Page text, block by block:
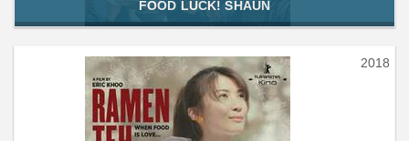
FOOD LUCK! SHAUN
2018